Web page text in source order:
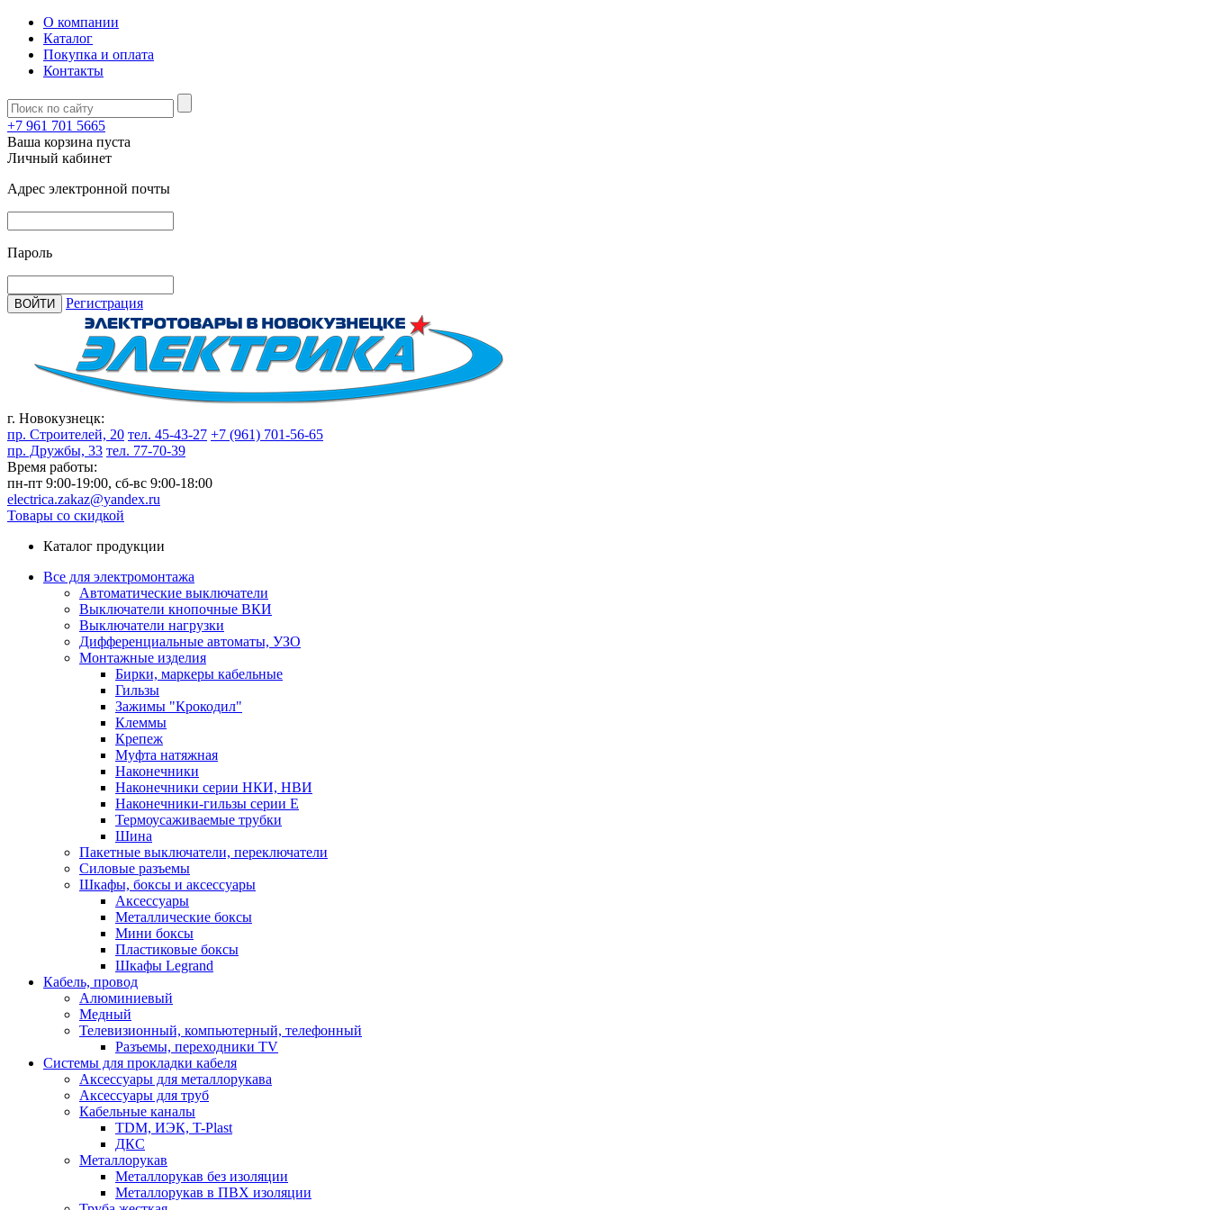
О компании
Каталог
Покупка и оплата
Контакты
+7 961 701 5665
Ваша корзина пуста
Личный кабинет
Адрес электронной почты
Пароль
ВОЙТИ Регистрация
г. Новокузнецк:
пр. Строителей, 20 тел. 45-43-27 +7 (961) 701-56-65
пр. Дружбы, 33 тел. 77-70-39
Время работы:
пн-пт 9:00-19:00, сб-вс 9:00-18:00
electrica.zakaz@yandex.ru
Товары со скидкой
Каталог продукции
Все для электромонтажа
Автоматические выключатели
Выключатели кнопочные ВКИ
Выключатели нагрузки
Дифференциальные автоматы, УЗО
Монтажные изделия
Бирки, маркеры кабельные
Гильзы
Зажимы "Крокодил"
Клеммы
Крепеж
Муфта натяжная
Наконечники
Наконечники серии НКИ, НВИ
Наконечники-гильзы серии Е
Термоусаживаемые трубки
Шина
Пакетные выключатели, переключатели
Силовые разъемы
Шкафы, боксы и аксессуары
Аксессуары
Металлические боксы
Мини боксы
Пластиковые боксы
Шкафы Legrand
Кабель, провод
Алюминиевый
Медный
Телевизионный, компьютерный, телефонный
Разъемы, переходники TV
Системы для прокладки кабеля
Аксессуары для металлорукава
Аксессуары для труб
Кабельные каналы
TDM, ИЭК, T-Plast
ДКС
Металлорукав
Металлорукав без изоляции
Металлорукав в ПВХ изоляции